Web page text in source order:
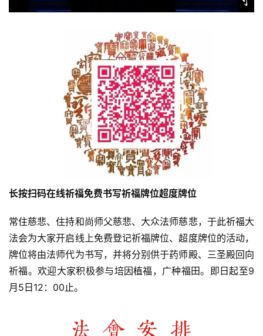
长按扫码在线祈福免费书写祈福牌位超度牌位
常住慈悲、住持和尚师父慈悲、大众法师慈悲，于此祈福大
法会为大家开启线上免费登记祈福牌位、超度牌位的活动，
牌位将由法师代为书写，并将分别供于药师殿、三圣殿回向
祈福。欢迎大家积极参与培因植福，广种福田。即日起至9
月5日12：00止。